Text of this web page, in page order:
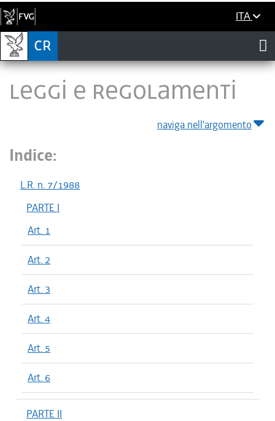
ITA
LEGGI E REGOLAMENTI
naviga nell'argomento
Indice:
L.R. n. 7/1988
PARTE I
Art. 1
Art. 2
Art. 3
Art. 4
Art. 5
Art. 6
PARTE II